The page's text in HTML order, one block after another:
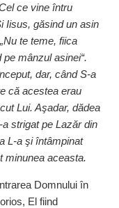
ce vine întru
Iisus, găsind un asin
te teme, fiica
mânzul asinei“.
dar, când S-a
că acestea erau
Lui. Aşadar, dădea
strigat pe Lazăr din
L-a şi întâmpinat
minunea aceasta.
Domnului în
El fiind